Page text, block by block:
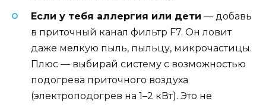
Если у тебя аллергия или дети — добавь
в приточный канал фильтр F7. Он ловит
даже мелкую пыль, пыльцу, микрочастицы.
Плюс — выбирай систему с возможностью
подогрева приточного воздуха
(электроподогрев на 1–2 кВт). Это не